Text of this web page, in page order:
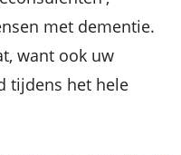
met dementie.
want ook uw
tijdens het hele